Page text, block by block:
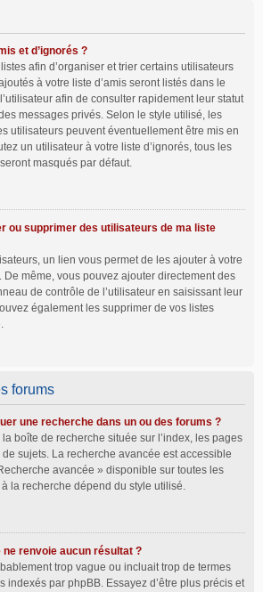
et d’ignorés ?
afin d’organiser et trier certains utilisateurs
à votre liste d’amis seront listés dans le
afin de consulter rapidement leur statut
messages privés. Selon le style utilisé, les
utilisateurs peuvent éventuellement être mis en
un utilisateur à votre liste d’ignorés, tous les
masqués par défaut.
ou supprimer des utilisateurs de ma liste
un lien vous permet de les ajouter à votre
De même, vous pouvez ajouter directement des
de contrôle de l’utilisateur en saisissant leur
également les supprimer de vos listes
forums
une recherche dans un ou des forums ?
boîte de recherche située sur l’index, les pages
sujets. La recherche avancée est accessible
avancée » disponible sur toutes les
à la recherche dépend du style utilisé.
renvoie aucun résultat ?
trop vague ou incluait trop de termes
indexés par phpBB. Essayez d’être plus précis et